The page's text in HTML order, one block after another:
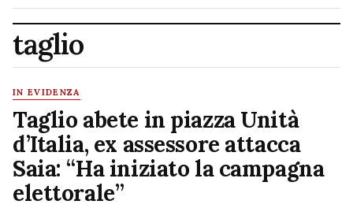
taglio
IN EVIDENZA
Taglio abete in piazza Unità
d’Italia, ex assessore attacca
Saia: “Ha iniziato la campagna
elettorale”